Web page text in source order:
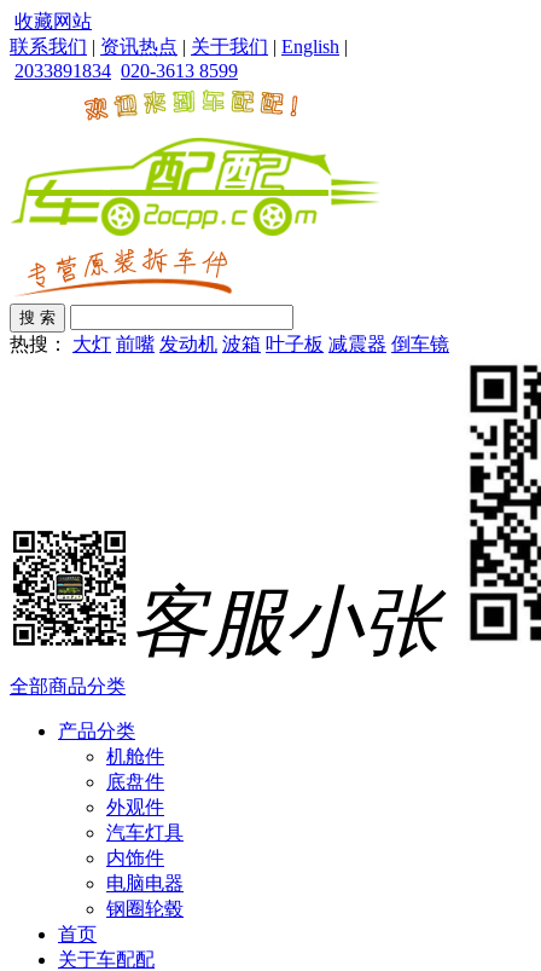
收藏网站
联系我们 | 资讯热点 | 关于我们 | English |
2033891834 020-3613 8599
热搜： 大灯 前嘴 发动机 波箱 叶子板 减震器 倒车镜
客服小张
全部商品分类
产品分类
机舱件
底盘件
外观件
汽车灯具
内饰件
电脑电器
钢圈轮毂
首页
关于车配配